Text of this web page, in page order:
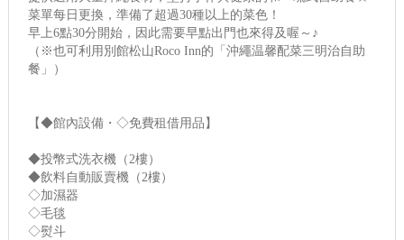
菜單每日更換，準備了超過30種以上的菜色！
早上6點30分開始，因此需要早點出門也來得及喔～♪
（※也可利用別館松山Roco Inn的「沖繩温馨配菜三明治自助
餐」）
【◆館內設備・◇免費租借用品】
◆投幣式洗衣機（2樓）
◆飲料自動販賣機（2樓）
◇加濕器
◇毛毯
◇熨斗